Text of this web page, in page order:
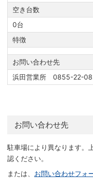
空き台数
0台
特徴
お問い合わせ先
浜田営業所 0855-22-
お問い合わせ先
駐車場により異なります。
認ください。
または、 お問い合わせフォ